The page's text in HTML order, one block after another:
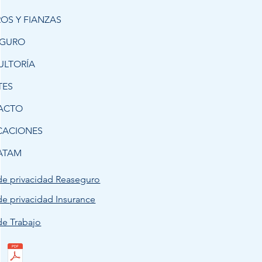
Y FIANZAS
privacidad Reaseguro
privacidad Insurance
Trabajo